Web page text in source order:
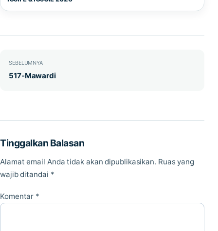
Navigasi pos
SEBELUMNYA
517-Mawardi
Tinggalkan Balasan
Alamat email Anda tidak akan dipublikasikan. Ruas yang
wajib ditandai *
Komentar *